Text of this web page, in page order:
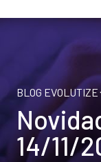
BLOG EVOLUTIZE
14/11/